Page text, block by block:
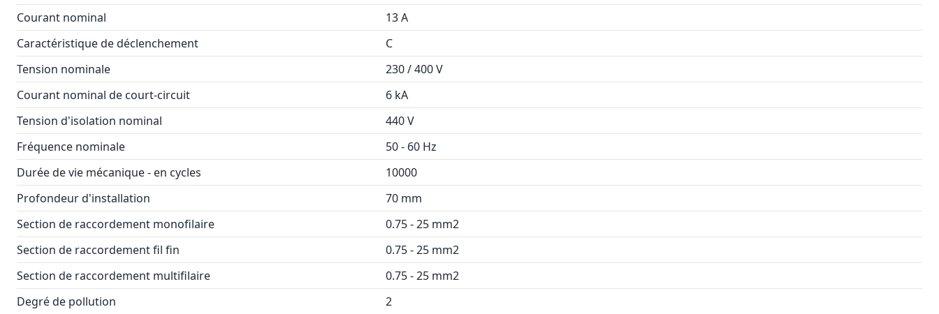
Courant nominal
13 A
Caractéristique de déclenchement
C
Tension nominale
230 / 400 V
Courant nominal de court-circuit
6 kA
Tension d'isolation nominal
440 V
Fréquence nominale
50 - 60 Hz
Durée de vie mécanique - en cycles
10000
Profondeur d'installation
70 mm
Section de raccordement monofilaire
0.75 - 25 mm2
Section de raccordement fil fin
0.75 - 25 mm2
Section de raccordement multifilaire
0.75 - 25 mm2
Degré de pollution
2